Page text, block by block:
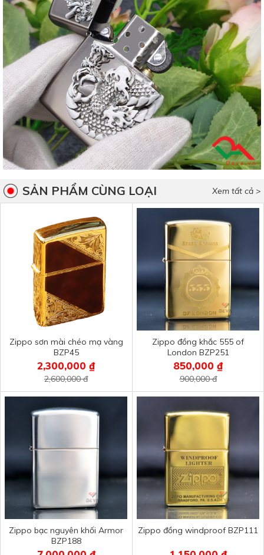
Xem tất cả >
SẢN PHẨM CÙNG LOẠI
Zippo sơn mài chéo mạ vàng
BZP45
2,300,000 ₫
2,600,000 đ
Zippo đồng khắc 555 of
London BZP251
850,000 ₫
900,000 đ
Zippo bạc nguyên khối Armor
BZP188
Zippo đồng windproof BZP111